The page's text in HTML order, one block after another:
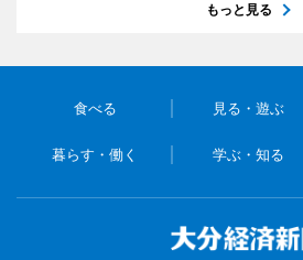
もっと見る
食べる 見る・遊ぶ
暮らす・働く 学ぶ・知る